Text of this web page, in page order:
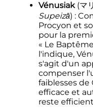
Vénusiak (マ
Supeizā) :
Procyon et
pour la
« Le
l'indique,
s'agit d'un
compenser
faiblesses de
efficace et
reste